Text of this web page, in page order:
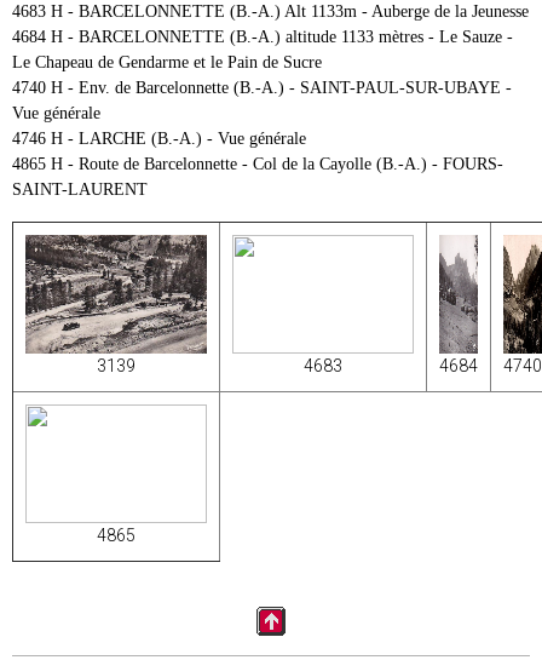
4683 H - BARCELONNETTE (B.-A.) Alt 1133m - Auberge de la Jeunesse
4684 H - BARCELONNETTE (B.-A.) altitude 1133 mètres - Le Sauze -
Le Chapeau de Gendarme et le Pain de Sucre
4740 H - Env. de Barcelonnette (B.-A.) - SAINT-PAUL-SUR-UBAYE -
Vue générale
4746 H - LARCHE (B.-A.) - Vue générale
4865 H - Route de Barcelonnette - Col de la Cayolle (B.-A.) - FOURS-
SAINT-LAURENT
3139 4683 4684 4740
4865